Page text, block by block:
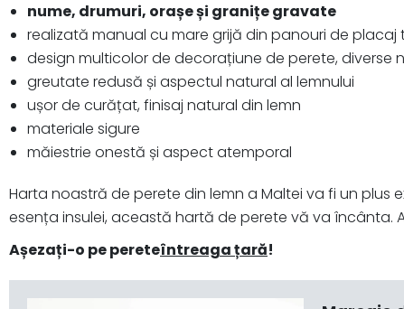
nume, drumuri, orașe și granițe gravate
realizată manual cu mare grijă din panouri de placaj
design multicolor de decorațiune de perete, diverse
greutate redusă și aspectul natural al lemnului
ușor de curățat, finisaj natural din lemn
materiale sigure
măiestrie onestă și aspect atemporal
Harta noastră de perete din lemn a Maltei va fi un
esența insulei, această hartă de perete vă va încânta.
Așezați-o pe pereteîntreaga țară!